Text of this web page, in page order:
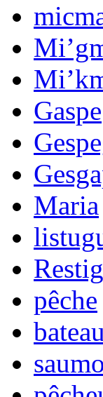
Gaspe
Maria
pêche
bateau